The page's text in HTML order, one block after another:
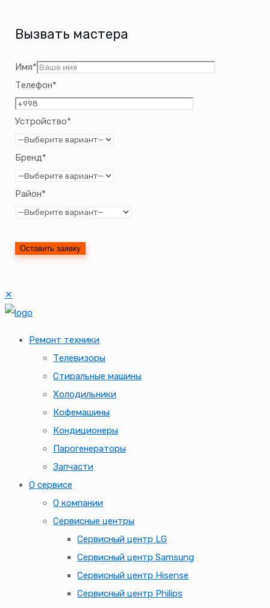
Вызвать мастера
Имя*
Телефон*
Устройство*
Бренд*
Район*
✕
Ремонт техники
Телевизоры
Стиральные машины
Холодильники
Кофемашины
Кондиционеры
Парогенераторы
Запчасти
О сервисе
О компании
Сервисные центры
Сервисный центр LG
Сервисный центр Samsung
Сервисный центр Hisense
Сервисный центр Philips